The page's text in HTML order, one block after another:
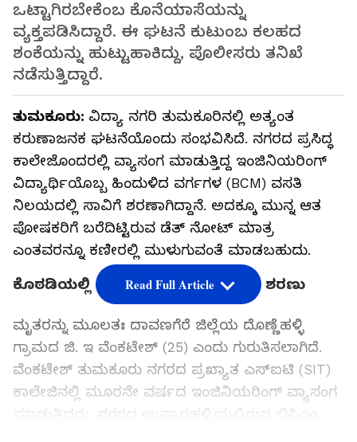
ಒಟ್ಟಾಗಿರಬೇಕೆಂಬ ಕೊನೆಯಾಸೆಯನ್ನು
ವ್ಯಕ್ತಪಡಿಸಿದ್ದಾರೆ. ಈ ಘಟನೆ ಕುಟುಂಬ ಕಲಹದ
ಶಂಕೆಯನ್ನು ಹುಟ್ಟುಹಾಕಿದ್ದು, ಪೊಲೀಸರು ತನಿಖೆ
ನಡೆಸುತ್ತಿದ್ದಾರೆ.
ತುಮಕೂರು: ವಿದ್ಯಾ ನಗರಿ ತುಮಕೂರಿನಲ್ಲಿ ಅತ್ಯಂತ
ಕರುಣಾಜನಕ ಘಟನೆಯೊಂದು ಸಂಭವಿಸಿದೆ. ನಗರದ ಪ್ರಸಿದ್ಧ
ಕಾಲೇಜೊಂದರಲ್ಲಿ ವ್ಯಾಸಂಗ ಮಾಡುತ್ತಿದ್ದ ಇಂಜಿನಿಯರಿಂಗ್
ವಿದ್ಯಾರ್ಥಿಯೊಬ್ಬ ಹಿಂದುಳಿದ ವರ್ಗಗಳ (BCM) ವಸತಿ
ನಿಲಯದಲ್ಲಿ ಸಾವಿಗೆ ಶರಣಾಗಿದ್ದಾನೆ. ಅದಕ್ಕೂ ಮುನ್ನ ಆತ
ಪೋಷಕರಿಗೆ ಬರೆದಿಟ್ಟಿರುವ ಡೆತ್ ನೋಟ್ ಮಾತ್ರ
ಎಂತವರನ್ನೂ ಕಣೀರಲ್ಲಿ ಮುಳುಗುವಂತೆ ಮಾಡಬಹುದು.
ಕೊಠಡಿಯಲ್ಲಿ ಯಾರು ಇಲ್ಲದ ವೇಳೆ ನೇಣಿಗೆ ಶರಣು
ಮೃತರನ್ನು ಮೂಲತಃ ದಾವಣಗೆರೆ ಜಿಲ್ಲೆಯ ದೊಣ್ಣೆಹಳ್ಳಿ
ಗ್ರಾಮದ ಜಿ. ಇ ವೆಂಕಟೇಶ್ (25) ಎಂದು ಗುರುತಿಸಲಾಗಿದೆ.
ವೆಂಕಟೇಶ್ ತುಮಕೂರು ನಗರದ ಪ್ರಖ್ಯಾತ ಎಸ್‌ಐಟಿ (SIT)
ಕಾಲೇಜಿನಲ್ಲಿ ಮೂರನೇ ವರ್ಷದ ಇಂಜಿನಿಯರಿಂಗ್ ವ್ಯಾಸಂಗ
Read Full Article